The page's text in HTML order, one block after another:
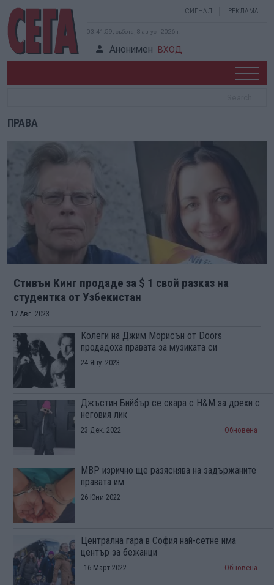
СИГНАЛ РЕКЛАМА
03:42:00, събота, 8 август 2026 г.
Анонимен ВХОД
ПРАВА
Стивън Кинг продаде за $ 1 свой разказ на
студентка от Узбекистан
17 Авг. 2023
Колеги на Джим Морисън от Doors
продадоха правата за музиката си
24 Яну. 2023
Джъстин Бийбър се скара с H&M за дрехи с
неговия лик
23 Дек. 2022 Обновена
МВР изрично ще разяснява на задържаните
правата им
26 Юни 2022
Централна гара в София най-сетне има
център за бежанци
16 Март 2022 Обновена